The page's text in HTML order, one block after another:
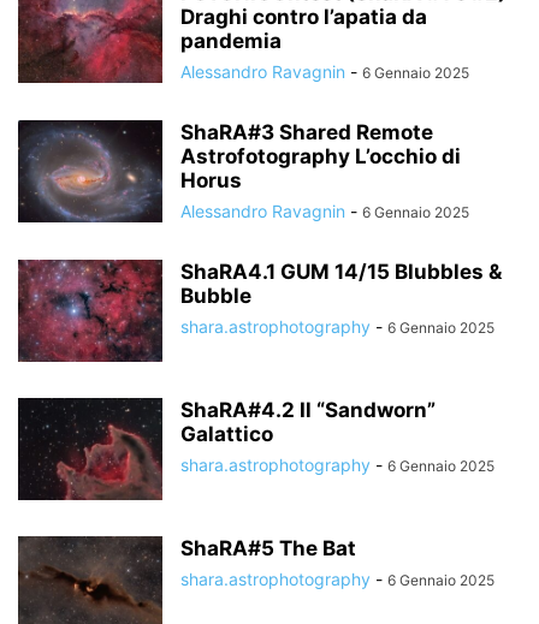
Draghi contro l’apatia da
pandemia
Alessandro Ravagnin - 6 Gennaio 2025
ShaRA#3 Shared Remote
Astrofotography L’occhio di
Horus
Alessandro Ravagnin - 6 Gennaio 2025
ShaRA4.1 GUM 14/15 Blubbles &
Bubble
shara.astrophotography - 6 Gennaio 2025
ShaRA#4.2 Il “Sandworn”
Galattico
shara.astrophotography - 6 Gennaio 2025
ShaRA#5 The Bat
shara.astrophotography - 6 Gennaio 2025